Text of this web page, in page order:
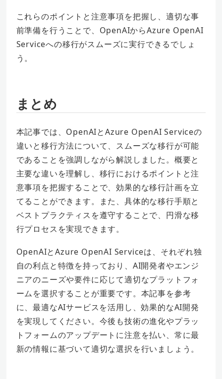
これらのポイントと注意事項を把握し、適切な事
前準備を行うことで、OpenAIからAzure OpenAI
Serviceへの移行がスムーズに実行できるでしょ
う。
まとめ
本記事では、OpenAIとAzure OpenAI Serviceの
違いと移行方法について、スムーズな移行が可能
であることを強調しながら解説しました。概要と
主要な違いを理解し、移行におけるポイントと注
意事項を把握することで、効果的な移行計画を立
てることができます。また、具体的な移行手順と
ベストプラクティスを遵守することで、円滑な移
行プロセスを実現できます。
OpenAIとAzure OpenAI Serviceは、それぞれ独
自の利点と特徴を持っており、AI開発者やエンジ
ニアのニーズや要件に応じて適切なプラットフォ
ームを選択することが重要です。本記事を参考
に、最適なAIサービスを活用し、効果的なAI開発
を実現してください。今後も技術の進化やプラッ
トフォームのアップデートに注意を払い、常に最
新の情報に基づいて適切な選択を行いましょう。